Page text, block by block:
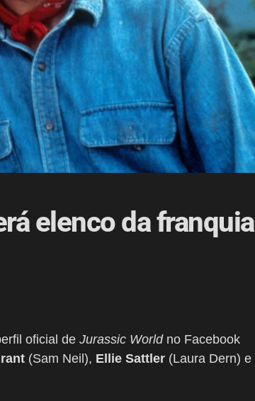
elenco da franquia
oficial de Jurassic Worldno Facebook
(Sam Neil), Ellie Sattler (Laura Dern) e